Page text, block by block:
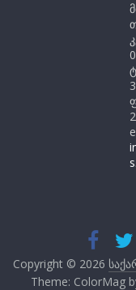
Copyright © 2026
Theme: ColorMag